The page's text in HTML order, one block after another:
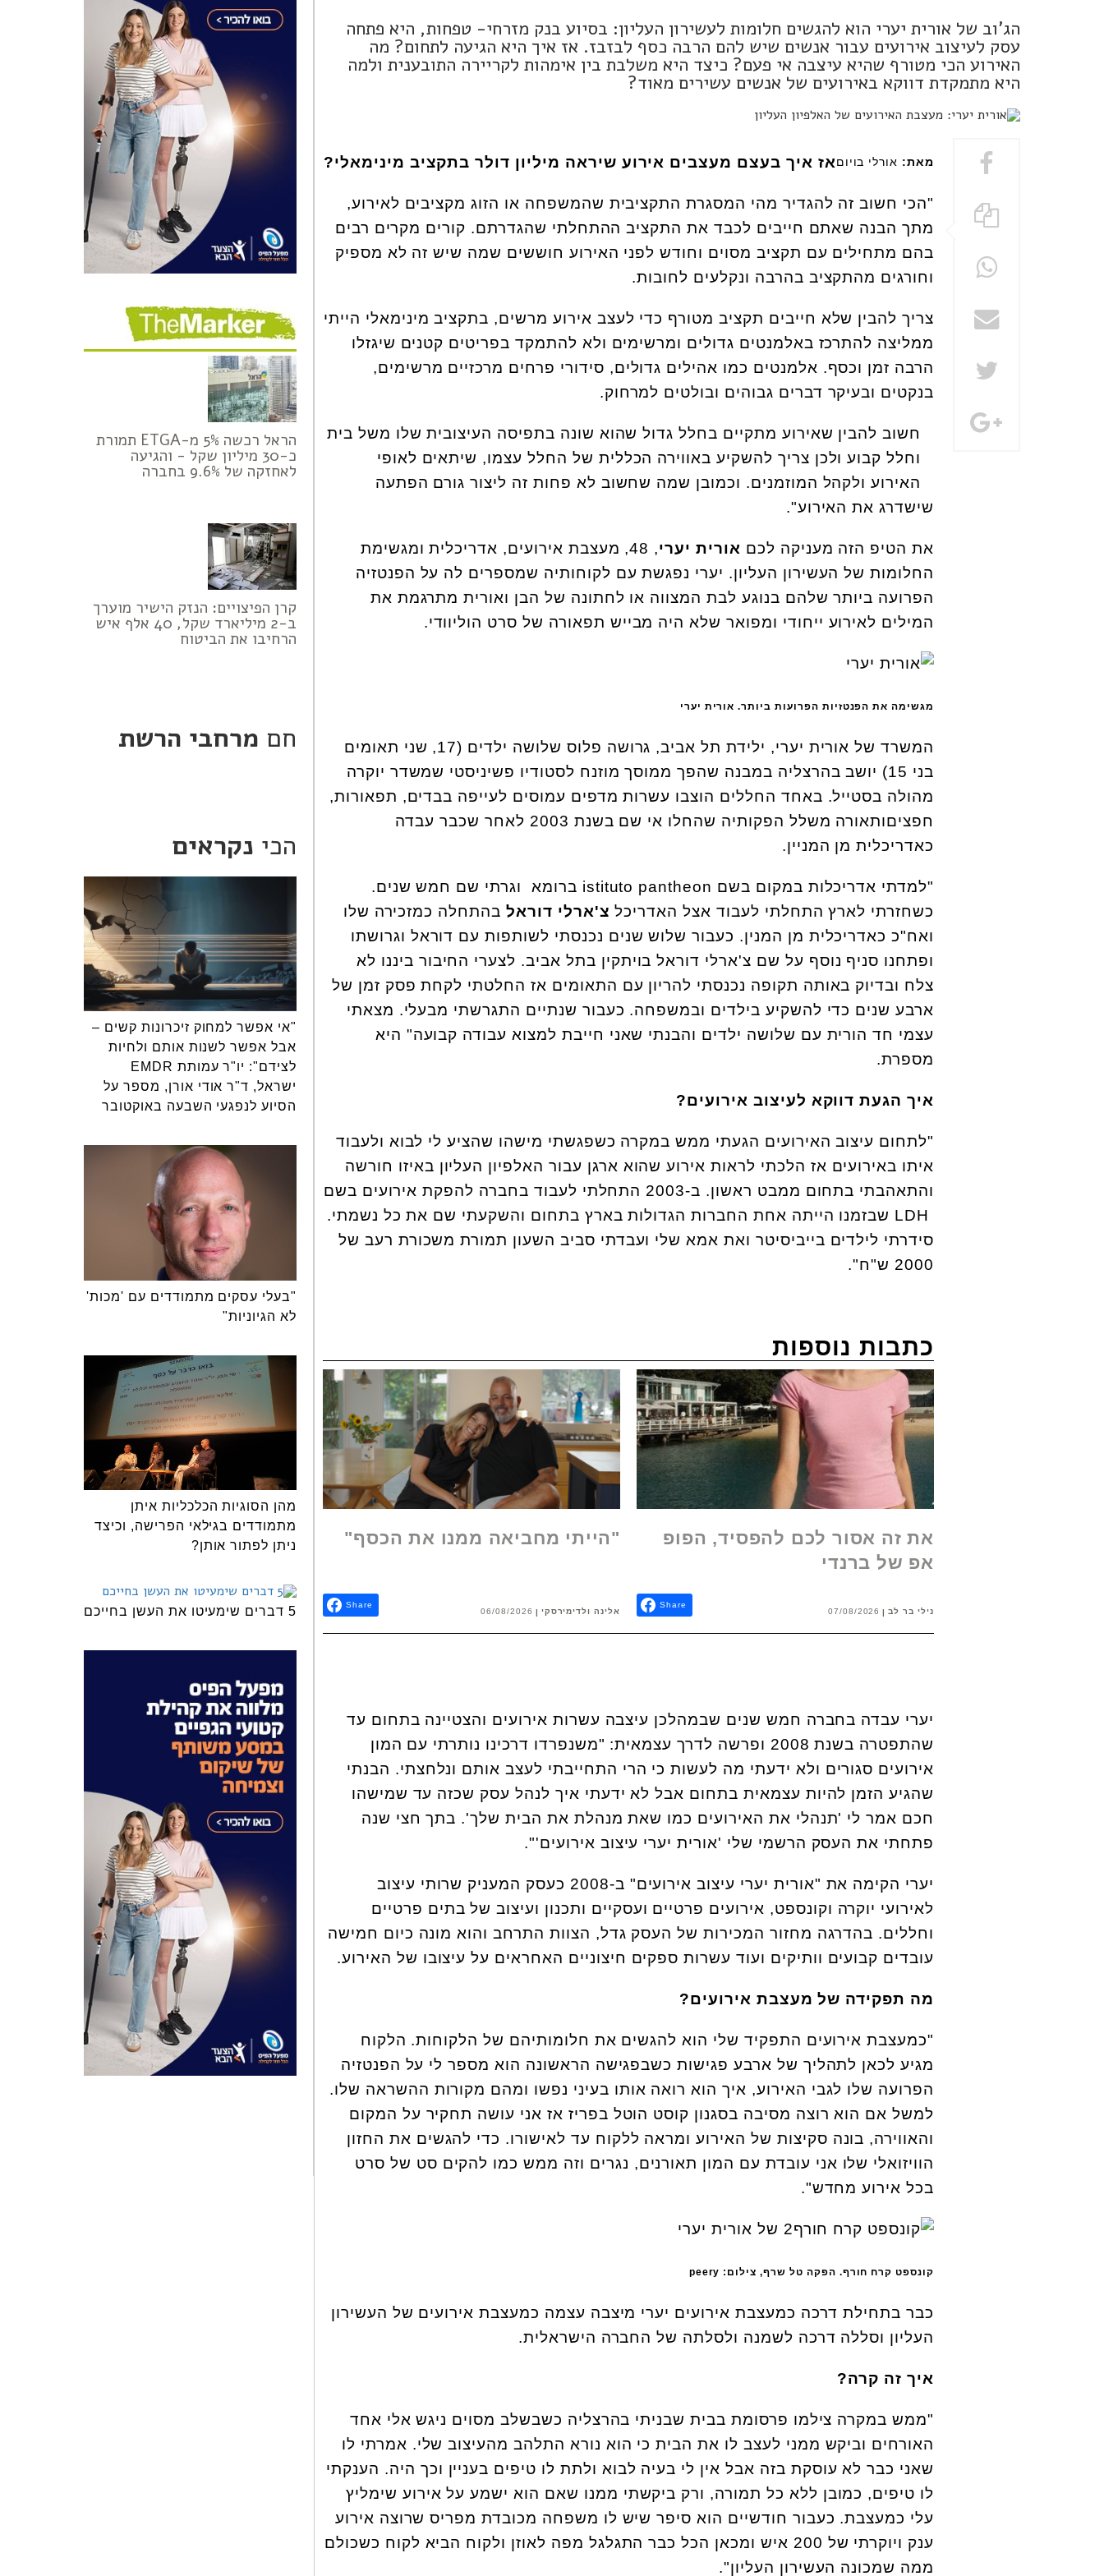
הג'וב של אורית יערי הוא להגשים חלומות לעשירון העליון: בסיוע בנק מזרחי- טפחות, היא פתחה
עסק לעיצוב אירועים עבור אנשים שיש להם הרבה כסף לבזבז. אז איך היא הגיעה לתחום? מה
האירוע הכי מטורף שהיא עיצבה אי פעם? כיצד היא משלבת בין אימהות לקריירה התובענית ולמה
היא מתמקדת דווקא באירועים של אנשים עשירים מאוד?
מאת: אורלי בויום אז איך בעצם מעצבים אירוע שיראה מיליון דולר בתקציב מינימאלי?
"הכי חשוב זה להגדיר מהי המסגרת התקציבית שהמשפחה או הזוג מקציבים לאירוע,
מתך הבנה שאתם חייבים לכבד את התקציב ההתחלתי שהגדרתם. קורים מקרים רבים
בהם מתחילים עם תקציב מסוים וחודש לפני האירוע חוששים שמה שיש זה לא מספיק
וחורגים מהתקציב בהרבה ונקלעים לחובות.
צריך להבין שלא חייבים תקציב מטורף כדי לעצב אירוע מרשים, בתקציב מינימאלי הייתי
ממליצה להתרכז באלמנטים גדולים ומרשימים ולא להתמקד בפריטים קטנים שיגזלו
הרבה זמן וכסף. אלמנטים כמו אהילים גדולים, סידורי פרחים מרכזיים מרשימים,
בנקטים ובעיקר דברים גבוהים ובולטים למרחוק.
חשוב להבין שאירוע מתקיים בחלל גדול שהוא שונה בתפיסה העיצובית שלו משל בית
וחלל קבוע ולכן צריך להשקיע באווירה הכללית של החלל עצמו, שיתאים לאופי
האירוע ולקהל המוזמנים. וכמובן שמה שחשוב לא פחות זה ליצור גורם הפתעה
שישדרג את האירוע".
את הטיפ הזה מעניקה לכם אורית יערי
, 48, מעצבת אירועים, אדריכלית ומגשימת
החלומות של העשירון העליון. יערי נפגשת עם לקוחותיה שמספרים לה על הפנטזיה
הפרועה ביותר שלהם בנוגע לבת המצווה או לחתונה של הבן ואורית מתרגמת את
המילים לאירוע ייחודי ומפואר שלא היה מבייש תפאורה של סרט הוליוודי.
מגשימה את הפנטזיות הפרועות ביותר. אורית יערי
המשרד של אורית יערי, ילידת תל אביב, גרושה פלוס שלושה ילדים (17, שני תאומים
בני 15) יושב בהרצליה במבנה שהפך ממוסך מוזנח לסטודיו פשיניסטי שמשדר יוקרה
מהולה בסטייל. באחד החללים הוצבו עשרות מדפים עמוסים לעייפה בבדים, תפאורות,
חפציםותאורה משלל הפקותיה שהחלו אי שם בשנת 2003 לאחר שכבר עבדה
כאדריכלית מן המניין.
"למדתי אדריכלות במקום בשם istituto pantheon ברומא וגרתי שם חמש שנים.
כשחזרתי לארץ התחלתי לעבוד אצל האדריכל צ'ארלי דוראל בהתחלה כמזכירה שלו
ואח"כ כאדריכלית מן המנין. כעבור שלוש שנים נכנסתי לשותפות עם דוראל וגרושתו
ופתחנו סניף נוסף על שם צ'ארלי דוראל בויתקין בתל אביב. לצערי החיבור ביננו לא
צלח ובדיוק באותה תקופה נכנסתי להריון עם התאומים אז החלטתי לקחת פסק זמן של
ארבע שנים כדי להשקיע בילדים ובמשפחה. כעבור שנתיים התגרשתי מבעלי. מצאתי
עצמי חד הורית עם שלושה ילדים והבנתי שאני חייבת למצוא עבודה קבועה" היא
מספרת.
איך הגעת דווקא לעיצוב אירועים?
"לתחום עיצוב האירועים הגעתי ממש במקרה כשפגשתי מישהו שהציע לי לבוא ולעבוד
איתו באירועים אז הלכתי לראות אירוע שהוא ארגן עבור האלפיון העליון באיזו חורשה
והתאהבתי בתחום ממבט ראשון. ב-2003 התחלתי לעבוד בחברה להפקת אירועים בשם
LDH שבזמנו הייתה אחת החברות הגדולות בארץ בתחום והשקעתי שם את כל נשמתי.
סידרתי לילדים בייביסיטר ואת אמא שלי ועבדתי סביב השעון תמורת משכורת רעב של
2000 ש"ח".
כתבות נוספות
את זה אסור לכם להפסיד, הפופ
אפ של ברנדי
נילי בר לב 07/08/2026
Share
"הייתי מחביאה ממנו את הכסף"
אלינה ולדימירסקי 06/08/2026
Share
יערי עבדה בחברה חמש שנים שבמהלכן עיצבה עשרות אירועים והצטיינה בתחום עד
שהתפטרה בשנת 2008 ופרשה לדרך עצמאית: "משנפרדו דרכינו נותרתי עם המון
אירועים סגורים ולא ידעתי מה לעשות כי הרי התחייבתי לעצב אותם ונלחצתי. הבנתי
שהגיע הזמן להיות עצמאית בתחום אבל לא ידעתי איך לנהל עסק שכזה עד שמישהו
חכם אמר לי 'תנהלי את האירועים כמו שאת מנהלת את הבית שלך'. בתך חצי שנה
פתחתי את העסק הרשמי שלי 'אורית יערי עיצוב אירועים'".
יערי הקימה את "אורית יערי עיצוב אירועים" ב-2008 כעסק המעניק שרותי עיצוב
לאירועי יוקרה וקונספט, אירועים פרטיים ועסקיים ותכנון ועיצוב של בתים פרטיים
וחללים. בהדרגה מחזור המכירות של העסק גדל, הצוות התרחב והוא מונה כיום חמישה
עובדים קבועים וותיקים ועוד עשרות ספקים חיצוניים האחראים על עיצובו של האירוע.
מה תפקידה של מעצבת אירועים?
"כמעצבת אירועים התפקיד שלי הוא להגשים את חלומותיהם של הלקוחות. הלקוח
מגיע לכאן לתהליך של ארבע פגישות כשבפגישה הראשונה הוא מספר לי על הפנטזיה
הפרועה שלו לגבי האירוע, איך הוא רואה אותו בעיני נפשו ומהם מקורות ההשראה שלו.
למשל אם הוא רוצה מסיבה בסגנון קוסט הוטל בפריז אז אני עושה תחקיר על המקום
והאווירה, בונה סקיצות של האירוע ומראה ללקוח עד לאישורו. כדי להגשים את החזון
הוויזואלי שלו אני עובדת עם המון תאורנים, נגרים וזה ממש כמו להקים סט של סרט
בכל אירוע מחדש".
קונספט קרח חורף. הפקה טל שרף, צילום: peery
כבר בתחילת דרכה כמעצבת אירועים יערי מיצבה עצמה כמעצבת אירועים של העשירון
העליון וסללה דרכה לשמנה ולסלתה של החברה הישראלית.
איך זה קרה?
"ממש במקרה צילמו פרסומת בבית שבניתי בהרצליה כשבשלב מסוים ניגש אלי אחד
האורחים וביקש ממני לעצב לו את הבית כי הוא נורא התלהב מהעיצוב שלי. אמרתי לו
שאני כבר לא עוסקת בזה אבל אין לי בעיה לבוא ולתת לו טיפים בעניין וכך היה. הענקתי
לו טיפים, כמובן ללא כל תמורה, ורק ביקשתי ממנו שאם הוא ישמע על אירוע שימליץ
עלי כמעצבת. כעבור חודשיים הוא סיפר שיש לו משפחה מכובדת מפריס שרוצה אירוע
ענק ויוקרתי של 200 איש ומכאן הכל כבר התגלגל מפה לאוזן ולקוח הביא לקוח כשכולם
ממה שמכונה העשירון העליון".
הראל רכשה 5% מ-ETGA תמורת
כ-30 מיליון שקל - והגיעה
לאחזקה של 9.6% בחברה
קרן הפיצויים: הנזק הישיר מוערך
ב-2 מיליארד שקל, 40 אלף איש
הרחיבו את הביטוח
חם מרחבי הרשת
הכי נקראים
"אי אפשר למחוק זיכרונות קשים –
אבל אפשר לשנות אותם ולחיות
לצידם": יו"ר עמותת EMDR
ישראל, ד"ר אודי אורן, מספר על
הסיוע לנפגעי השבעה באוקטובר
"בעלי עסקים מתמודדים עם 'מכות'
לא הגיוניות"
מהן הסוגיות הכלכליות איתן
מתמודדים בגילאי הפרישה, וכיצד
ניתן לפתור אותן?
5 דברים שימעיטו את העשן בחייכם